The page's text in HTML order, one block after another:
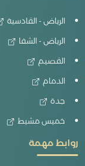
الرياض - القادسية
الرياض - الشفا
القصيم
الدمام
جدة
خميس مشيط
روابط مهمة